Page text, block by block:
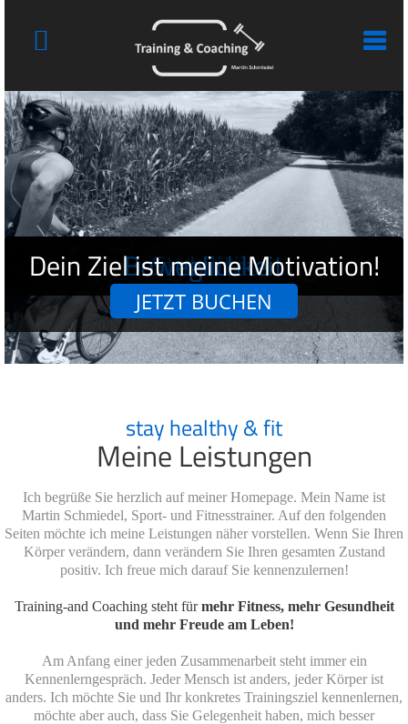
Training & Coaching
MEHR LESEN
Ausdauer
Kraft
Stabilität
Beweglichkeit
Dein Ziel ist meine Motivation!
JETZT BUCHEN
stay healthy & fit
Meine Leistungen
Ich begrüße Sie herzlich auf meiner Homepage. Mein Name ist
Martin Schmiedel, Sport- und Fitnesstrainer. Auf den folgenden
Seiten möchte ich meine Leistungen näher vorstellen. Wenn Sie Ihren
Körper verändern, dann verändern Sie Ihren gesamten Zustand
positiv. Ich freue mich darauf Sie kennenzulernen!
Training-and Coaching steht fürmehr Fitness, mehr Gesundheit
und mehr Freude am Leben!
Am Anfang einer jeden Zusammenarbeit steht immer ein
Kennenlerngespräch. Jeder Mensch ist anders, jeder Körper ist
anders. Ich möchte Sie und Ihr konkretes Trainingsziel kennenlernen,
möchte aber auch, dass Sie Gelegenheit haben, mich besser